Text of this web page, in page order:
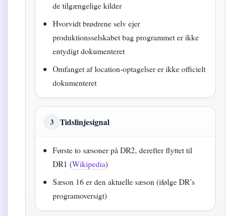
de tilgængelige kilder
Hvorvidt brødrene selv ejer
produktionsselskabet bag programmet er ikke
entydigt dokumenteret
Omfanget af location-optagelser er ikke officielt
dokumenteret
3 Tidslinjesignal
Første to sæsoner på DR2, derefter flyttet til
DR1 (Wikipedia)
Sæson 16 er den aktuelle sæson (ifølge DR’s
programoversigt)